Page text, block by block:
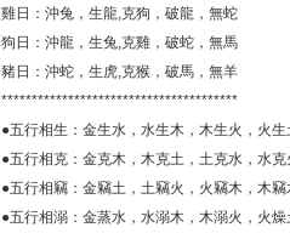
雞日：沖兔，生龍,克狗，破龍，無蛇
狗日：沖龍，生兔,克雞，破蛇，無馬
豬日：沖蛇，生虎,克猴，破馬，無羊
***************************************
●五行相生：金生水，水生木，木生火，火
●五行相克：金克木，木克土，土克水，水
●五行相竊：金竊土，土竊火，火竊木，木
●五行相溺：金蒸水，水溺木，木溺火，火